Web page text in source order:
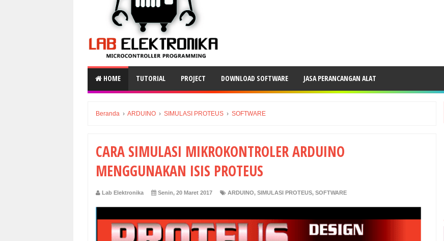
HOME TUTORIAL PROJECT DOWNLOAD SOFTWARE JASA PERANCANGAN ALAT
Beranda › ARDUINO › SIMULASI PROTEUS › SOFTWARE
CARA SIMULASI MIKROKONTROLER ARDUINO
MENGGUNAKAN ISIS PROTEUS
Lab Elektronika Senin, 20 Maret 2017 ARDUINO, SIMULASI PROTEUS, SOFTWARE